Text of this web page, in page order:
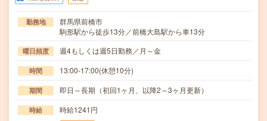
勤務地
群馬県前橋市
駒形駅から徒歩13分／前橋大島駅から車13分
曜日頻度 週4もしくは週5日勤務／月～金
時間 13:00-17:00(休憩10分)
期間 即日～長期（初回1ヶ月、以降2～3ヶ月更新）
時給 時給1241円